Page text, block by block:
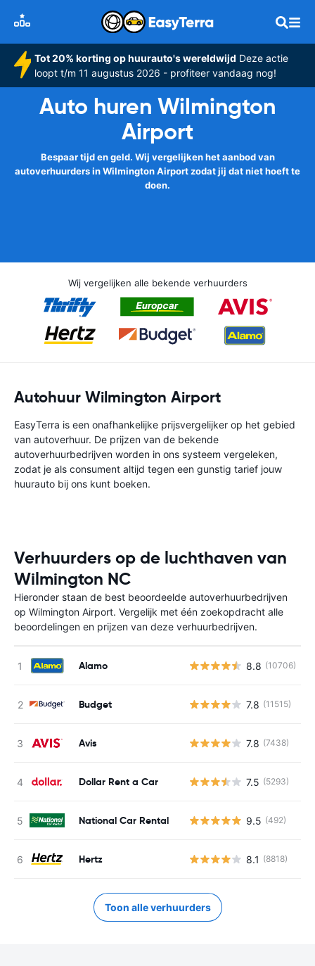
Tot 20% korting op huurauto's wereldwijd Deze actie
loopt t/m 11 augustus 2026 - profiteer vandaag nog!
Auto huren Wilmington
Airport
Bespaar tijd en geld. Wij vergelijken het aanbod van
autoverhuurders in Wilmington Airport zodat jij dat niet hoeft te
doen.
Wij vergelijken alle bekende verhuurders
Autohuur Wilmington Airport
EasyTerra is een onafhankelijke prijsvergelijker op het gebied
van autoverhuur. De prijzen van de bekende
autoverhuurbedrijven worden in ons systeem vergeleken,
zodat je als consument altijd tegen een gunstig tarief jouw
huurauto bij ons kunt boeken.
Verhuurders op de luchthaven van
Wilmington NC
Hieronder staan de best beoordeelde autoverhuurbedrijven
op Wilmington Airport. Vergelijk met één zoekopdracht alle
beoordelingen en prijzen van deze verhuurbedrijven.
Alamo 8.8 (10706)
Budget 7.8 (11515)
Avis 7.8 (7438)
Dollar Rent a Car 7.5 (5293)
National Car Rental 9.5 (492)
Hertz 8.1 (8818)
Toon alle verhuurders